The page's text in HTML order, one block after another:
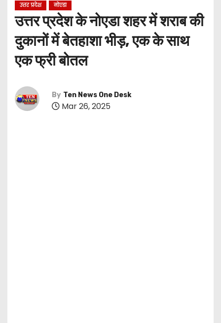
उत्तर प्रदेश नोएडा
उत्तर प्रदेश के नोएडा शहर में शराब की
दुकानों में बेतहाशा भीड़, एक के साथ
एक फ्री बोतल
By Ten News One Desk
Mar 26, 2025